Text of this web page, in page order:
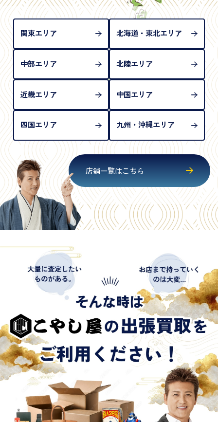
められない（住所確認ができないため）。補助書類
が必要となります
関東エリア 北海道・東北エリア
中部エリア 北陸エリア
近畿エリア 中国エリア
四国エリア 九州・沖縄エリア
店舗一覧はこちら